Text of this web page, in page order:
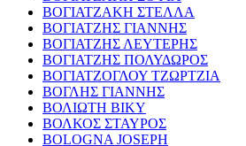
ΒΟΓΙΑΤΖΑΚΗ ΣΤΕΛΛΑ
ΒΟΓΙΑΤΖΗΣ ΓΙΑΝΝΗΣ
ΒΟΓΙΑΤΖΗΣ ΛΕΥΤΕΡΗΣ
ΒΟΓΙΑΤΖΗΣ ΠΟΛΥΔΩΡΟΣ
ΒΟΓΙΑΤΖΟΓΛΟΥ ΤΖΩΡΤΖΙΑ
ΒΟΓΛΗΣ ΓΙΑΝΝΗΣ
ΒΟΛΙΩΤΗ ΒΙΚΥ
ΒΟΛΚΟΣ ΣΤΑΥΡΟΣ
BOLOGNA JOSEPH